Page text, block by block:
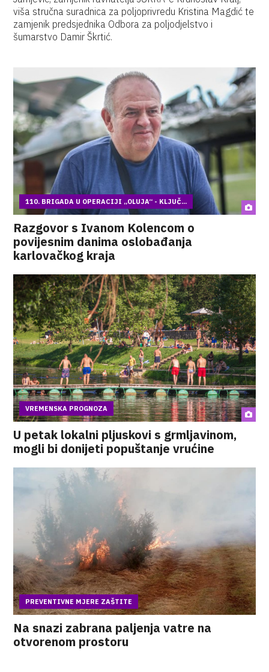
viša stručna suradnica za poljoprivredu Kristina Magdić te
zamjenik predsjednika Odbora za poljodjelstvo i
šumarstvo Damir Škrtić.
110. BRIGADA U OPERACIJI „OLUJA“ - KLJUČ...
Razgovor s Ivanom Kolencom o
povijesnim danima oslobađanja
karlovačkog kraja
VREMENSKA PROGNOZA
U petak lokalni pljuskovi s grmljavinom,
mogli bi donijeti popuštanje vrućine
PREVENTIVNE MJERE ZAŠTITE
Na snazi zabrana paljenja vatre na
otvorenom prostoru